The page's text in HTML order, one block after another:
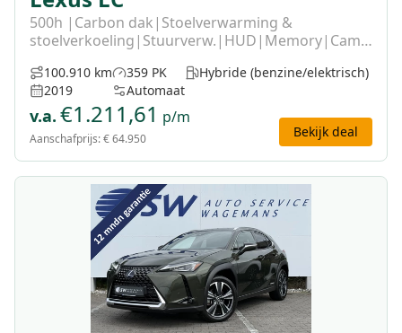
500h |Carbon dak|Stoelverwarming &
100.910 km
2019
359 PK
Automaat
Hybride (benzine/elektrisch)
v.a. €1.211,61 p/m
Aanschafprijs:€ 64.950 Bekijk deal